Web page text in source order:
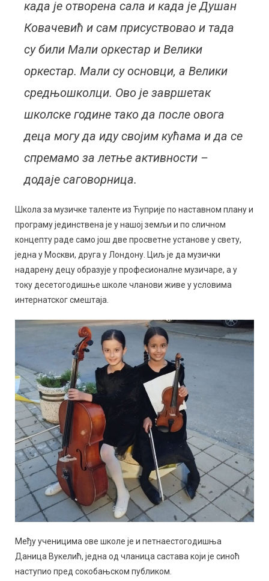
када је отворена сала и када је Душан
Ковачевић и сам присуствовао и тада
су били Мали оркестар и Велики
оркестар. Мали су основци, а Велики
средњошколци. Ово је завршетак
школске године тако да после овога
деца могу да иду својим кућама и да се
спремамо за летње активности –
додаје саговорница.
Школа за музичке таленте из Ћуприје по наставном плану и
програму јединствена је у нашој земљи и по сличном
концепту раде само још две просветне установе у свету,
једна у Москви, друга у Лондону. Циљ је да музички
надарену децу образује у професионалне музичаре, а у
току десетогодишње школе чланови живе у условима
интернатског смештаја.
Међу ученицима ове школе је и петнаестогодишња
Даница Вукелић, једна од чланица састава који је синоћ
наступио пред сокобањском публиком.